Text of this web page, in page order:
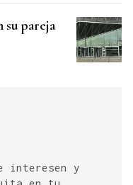
su pareja
interesen y